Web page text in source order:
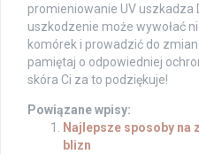
promieniowanie UV uszkadza
uszkodzenie może wywołać
komórek i prowadzić do
pamiętaj o odpowiedniej
skóra Ci za to podziękuje!
Powiązane wpisy:
Najlepsze sposoby
blizn